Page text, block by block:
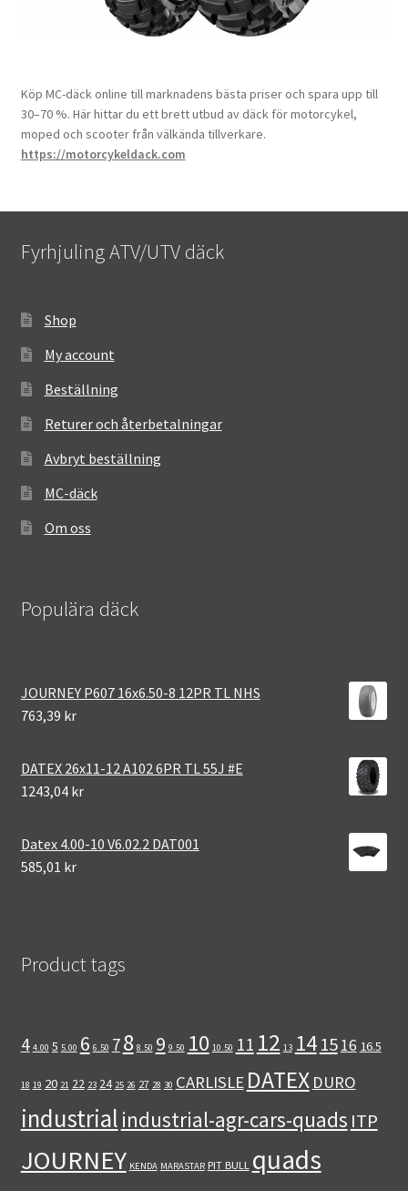
Köp MC-däck online till marknadens bästa priser och spara upp till
30–70 %. Här hittar du ett brett utbud av däck för motorcykel,
moped och scooter från välkända tillverkare.
https://motorcykeldack.com
Fyrhjuling ATV/UTV däck
Shop
My account
Beställning
Returer och återbetalningar
Avbryt beställning
MC-däck
Om oss
Populära däck
JOURNEY P607 16x6.50-8 12PR TL NHS
763,39 kr
DATEX 26x11-12 A102 6PR TL 55J #E
1243,04 kr
Datex 4.00-10 V6.02.2 DAT001
585,01 kr
Product tags
4 4.00 5 5.00 6 6.50 78 8.50 9 9.50 10 10.50 11 12 13 14 1516 16.5
18 19 20 21 22 23 24 25 26 27 28 30 CARLISLE DATEX DURO
industrial industrial-agr-cars-quads ITP
JOURNEY KENDA MARASTAR PIT BULL quads